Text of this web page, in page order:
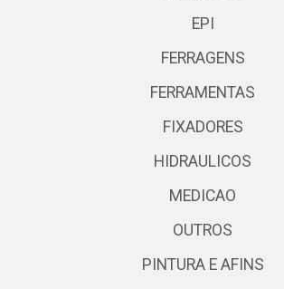
EPI
FERRAGENS
FERRAMENTAS
FIXADORES
HIDRAULICOS
MEDICAO
OUTROS
PINTURA E AFINS